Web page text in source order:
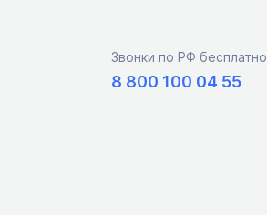
Звонки по РФ бесплатно
8 800 100 04 55